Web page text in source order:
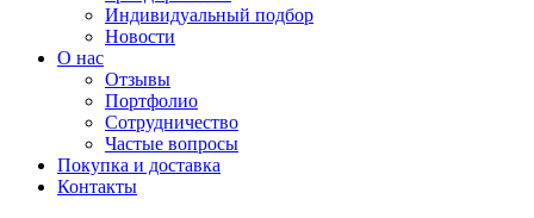
Индивидуальный подбор
Новости
О нас
Отзывы
Портфолио
Сотрудничество
Частые вопросы
Покупка и доставка
Контакты